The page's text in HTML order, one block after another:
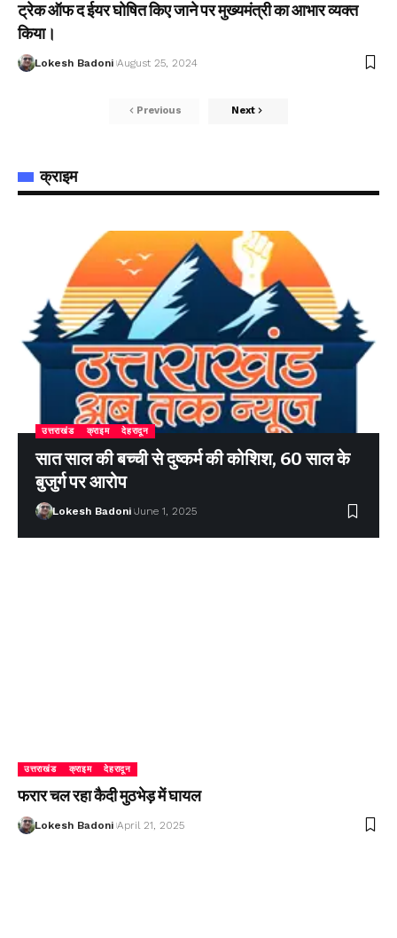
ट्रेक ऑफ द ईयर घोषित किए जाने पर मुख्यमंत्री का आभार व्यक्त
किया।
Lokesh Badoni August 25, 2024
Previous Next
क्राइम
उत्तराखंड क्राइम देहरादून
सात साल की बच्ची से दुष्कर्म की कोशिश, 60 साल के
बुजुर्ग पर आरोप
Lokesh Badoni June 1, 2025
उत्तराखंड क्राइम देहरादून
फरार चल रहा कैदी मुठभेड़ में घायल
Lokesh Badoni April 21, 2025